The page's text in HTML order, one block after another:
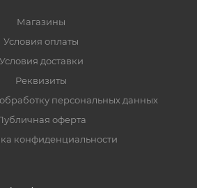
Магазины
Условия оплаты
Условия доставки
Реквизиты
персональных данных
оферта
конфиденциальности